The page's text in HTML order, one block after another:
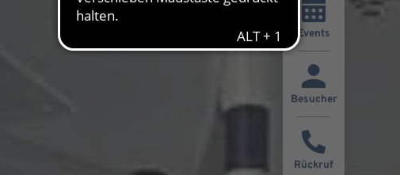
Events
Besucher
Rückruf